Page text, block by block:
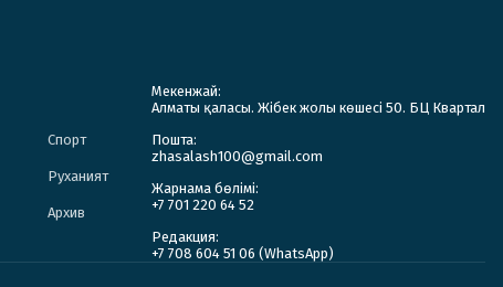
Спорт
Руханият
Архив
Мекенжай:
Алматы қаласы. Жібек жолы көшесі 50. БЦ Квартал
Пошта:
zhasalash100@gmail.com
Жарнама бөлімі:
+7 701 220 64 52
Редакция:
+7 708 604 51 06 (WhatsApp)